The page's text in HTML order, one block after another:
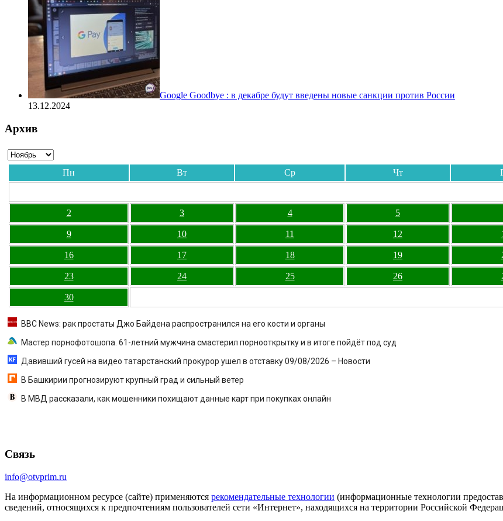
Google Goodbye : в декабре будут введены новые санкции против России
13.12.2024
Архив
Пн Вт Ср Чт
2 3 4 5
9 10 11 12
16 17 18 19
23 24 25 26
30
BBC News: рак простаты Джо Байдена распространился на его кости и органы
Мастер порнофотошопа. 61-летний мужчина смастерил порнооткрытку и в итоге пойдёт под суд
Давивший гусей на видео татарстанский прокурор ушел в отставку 09/08/2026 – Новости
В Башкирии прогнозируют крупный град и сильный ветер
В МВД рассказали, как мошенники похищают данные карт при покупках онлайн
Связь
info@otvprim.ru
На информационном ресурсе (сайте) применяются рекомендательные технологии (информационные технологии
сведений, относящихся к предпочтениям пользователей сети «Интернет», находящихся на территории Российской